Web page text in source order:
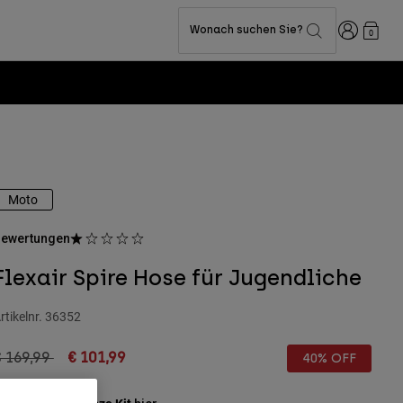
Wonach suchen Sie? Anmelden
0
Moto
Spire Hose für Jugendliche
36352
reduced from
169,99to€ 101,99 40% OFF